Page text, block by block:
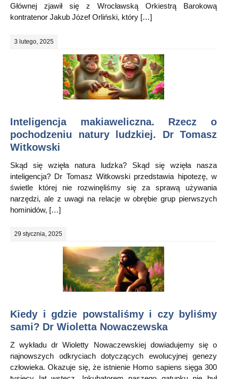
Głównej zjawił się z Wrocławską Orkiestrą Barokową
kontratenor Jakub Józef Orliński, który […]
3 lutego, 2025
Inteligencja makiaweliczna. Rzecz o
pochodzeniu natury ludzkiej. Dr Tomasz
Witkowski
Skąd się wzięła natura ludzka? Skąd się wzięła nasza
inteligencja? Dr Tomasz Witkowski przedstawia hipotezę, w
świetle której nie rozwinęliśmy się za sprawą używania
narzędzi, ale z uwagi na relacje w obrębie grup pierwszych
hominidów, […]
29 stycznia, 2025
Kiedy i gdzie powstaliśmy i czy byliśmy
sami? Dr Wioletta Nowaczewska
Z wykładu dr Wioletty Nowaczewskiej dowiadujemy się o
najnowszych odkryciach dotyczących ewolucyjnej genezy
człowieka. Okazuje się, że istnienie Homo sapiens sięga 300